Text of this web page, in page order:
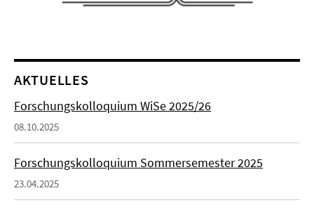
AKTUELLES
Forschungskolloquium WiSe 2025/26
08.10.2025
Forschungskolloquium Sommersemester 2025
23.04.2025